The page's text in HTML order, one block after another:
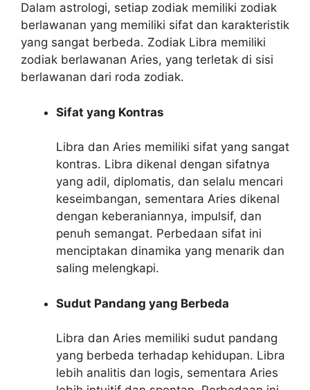
Dalam astrologi, setiap zodiak memiliki zodiak
berlawanan yang memiliki sifat dan karakteristik
yang sangat berbeda. Zodiak Libra memiliki
zodiak berlawanan Aries, yang terletak di sisi
berlawanan dari roda zodiak.
Sifat yang Kontras
Libra dan Aries memiliki sifat yang sangat
kontras. Libra dikenal dengan sifatnya
yang adil, diplomatis, dan selalu mencari
keseimbangan, sementara Aries dikenal
dengan keberaniannya, impulsif, dan
penuh semangat. Perbedaan sifat ini
menciptakan dinamika yang menarik dan
saling melengkapi.
Sudut Pandang yang Berbeda
Libra dan Aries memiliki sudut pandang
yang berbeda terhadap kehidupan. Libra
lebih analitis dan logis, sementara Aries